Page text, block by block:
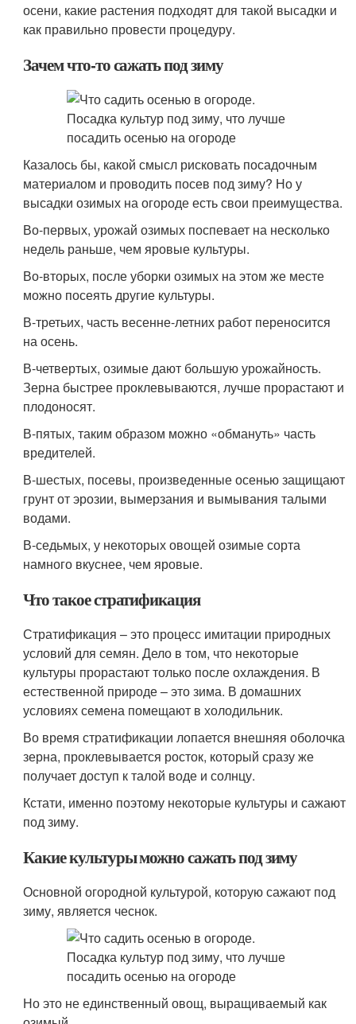
осени, какие растения подходят для такой высадки и
как правильно провести процедуру.
Зачем что-то сажать под зиму
Казалось бы, какой смысл рисковать посадочным
материалом и проводить посев под зиму? Но у
высадки озимых на огороде есть свои преимущества.
Во-первых, урожай озимых поспевает на несколько
недель раньше, чем яровые культуры.
Во-вторых, после уборки озимых на этом же месте
можно посеять другие культуры.
В-третьих, часть весенне-летних работ переносится
на осень.
В-четвертых, озимые дают большую урожайность.
Зерна быстрее проклевываются, лучше прорастают и
плодоносят.
В-пятых, таким образом можно «обмануть» часть
вредителей.
В-шестых, посевы, произведенные осенью защищают
грунт от эрозии, вымерзания и вымывания талыми
водами.
В-седьмых, у некоторых овощей озимые сорта
намного вкуснее, чем яровые.
Что такое стратификация
Стратификация – это процесс имитации природных
условий для семян. Дело в том, что некоторые
культуры прорастают только после охлаждения. В
естественной природе – это зима. В домашних
условиях семена помещают в холодильник.
Во время стратификации лопается внешняя оболочка
зерна, проклевывается росток, который сразу же
получает доступ к талой воде и солнцу.
Кстати, именно поэтому некоторые культуры и сажают
под зиму.
Какие культуры можно сажать под зиму
Основной огородной культурой, которую сажают под
зиму, является чеснок.
Но это не единственный овощ, выращиваемый как